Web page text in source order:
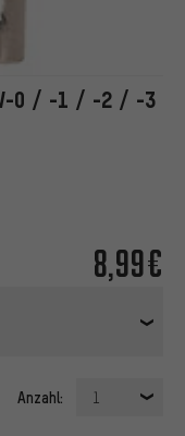
0 / -1 / -2 / -3
8,99€
Anzahl: 1